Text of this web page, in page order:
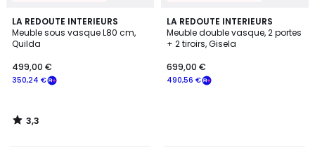
LA REDOUTE INTERIEURS
Meuble sous vasque L80 cm,
Quilda
350,24 €
499,00 €
3,3
/ 5
3,3
/
LA REDOUTE INTERIEURS
Meuble double vasque, 2 portes
+ 2 tiroirs, Gisela
490,56 €
699,00 €